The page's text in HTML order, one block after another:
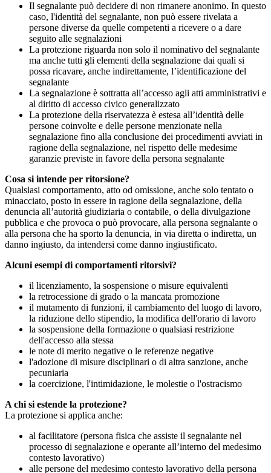
Il segnalante può decidere di non rimanere anonimo. In questo
caso, l'identità del segnalante, non può essere rivelata a
persone diverse da quelle competenti a ricevere o a dare
seguito alle segnalazioni
La protezione riguarda non solo il nominativo del segnalante
ma anche tutti gli elementi della segnalazione dai quali si
possa ricavare, anche indirettamente, l’identificazione del
segnalante
La segnalazione è sottratta all’accesso agli atti amministrativi e
al diritto di accesso civico generalizzato
La protezione della riservatezza è estesa all’identità delle
persone coinvolte e delle persone menzionate nella
segnalazione fino alla conclusione dei procedimenti avviati in
ragione della segnalazione, nel rispetto delle medesime
garanzie previste in favore della persona segnalante
Cosa si intende per ritorsione?
Qualsiasi comportamento, atto od omissione, anche solo tentato o
minacciato, posto in essere in ragione della segnalazione, della
denuncia all’autorità giudiziaria o contabile, o della divulgazione
pubblica e che provoca o può provocare, alla persona segnalante o
alla persona che ha sporto la denuncia, in via diretta o indiretta, un
danno ingiusto, da intendersi come danno ingiustificato.
Alcuni esempi di comportamenti ritorsivi?
il licenziamento, la sospensione o misure equivalenti
la retrocessione di grado o la mancata promozione
il mutamento di funzioni, il cambiamento del luogo di lavoro,
la riduzione dello stipendio, la modifica dell'orario di lavoro
la sospensione della formazione o qualsiasi restrizione
dell'accesso alla stessa
le note di merito negative o le referenze negative
l'adozione di misure disciplinari o di altra sanzione, anche
pecuniaria
la coercizione, l'intimidazione, le molestie o l'ostracismo
A chi si estende la protezione?
La protezione si applica anche:
al facilitatore (persona fisica che assiste il segnalante nel
processo di segnalazione e operante all’interno del medesimo
contesto lavorativo)
alle persone del medesimo contesto lavorativo della persona